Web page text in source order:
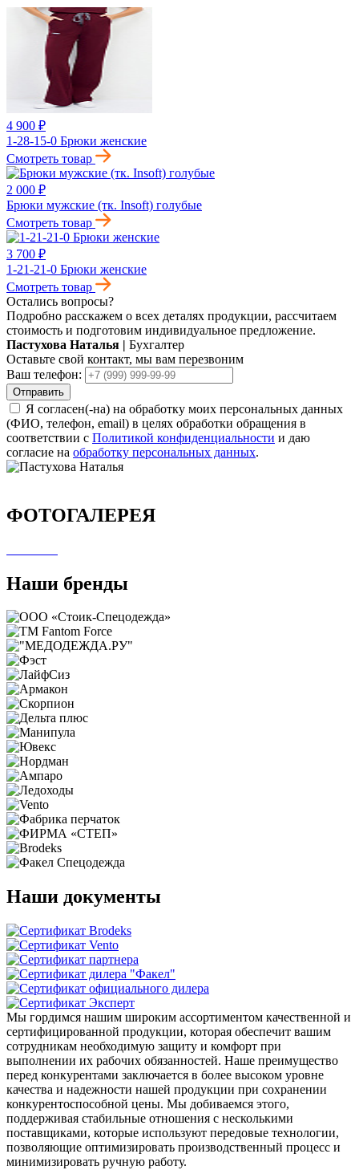
4 900 ₽
1-28-15-0 Брюки женские
Смотреть товар
2 000 ₽
Брюки мужские (тк. Insoft) голубые
Смотреть товар
3 700 ₽
1-21-21-0 Брюки женские
Смотреть товар
Остались вопросы?
Подробно расскажем о всех деталях продукции, рассчитаем
стоимость и подготовим индивидуальное предложение.
Пастухова Наталья | Бухгалтер
Оставьте свой контакт, мы вам перезвоним
Ваш телефон:
Отправить
Я согласен(-на) на обработку моих персональных данных
(ФИО, телефон, email) в целях обработки обращения в
соответствии с Политикой конфиденциальности и даю
согласие на обработку персональных данных.
ФОТОГАЛЕРЕЯ
Наши бренды
Наши документы
Мы гордимся нашим широким ассортиментом качественной и
сертифицированной продукции, которая обеспечит вашим
сотрудникам необходимую защиту и комфорт при
выполнении их рабочих обязанностей. Наше преимущество
перед конкурентами заключается в более высоком уровне
качества и надежности нашей продукции при сохранении
конкурентоспособной цены. Мы добиваемся этого,
поддерживая стабильные отношения с несколькими
поставщиками, которые используют передовые технологии,
позволяющие оптимизировать производственный процесс и
минимизировать ручную работу.